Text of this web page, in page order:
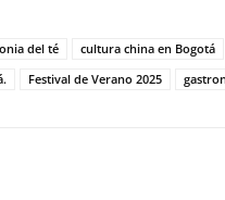
del té cultura china en Bogotá
Festival de Verano 2025